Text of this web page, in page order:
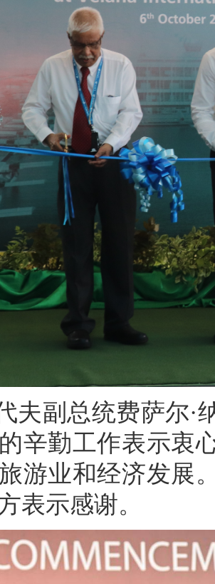
夫副总统费萨尔·
辛勤工作表示衷
游业和经济发展
表示感谢。